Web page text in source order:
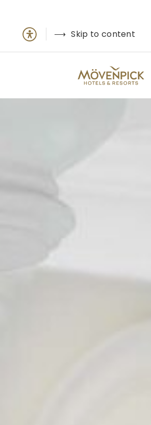
Skip to content